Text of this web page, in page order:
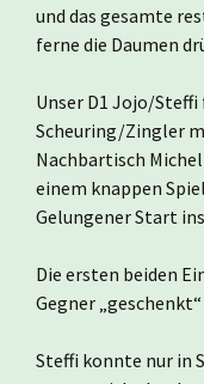
und das gesamte
ferne die Daumen
Unser D1 Jojo/
Scheuring/Zingler
Nachbartisch
einem knappen
Gelungener Start
Die ersten beiden
Gegner
Steffi konnte nur in